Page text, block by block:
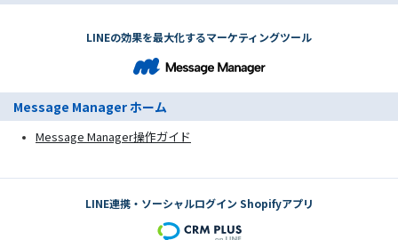
LINEの効果を最大化するマーケティングツール
Message Manager ホーム
Message Manager操作ガイド
LINE連携・ソーシャルログイン Shopifyアプリ